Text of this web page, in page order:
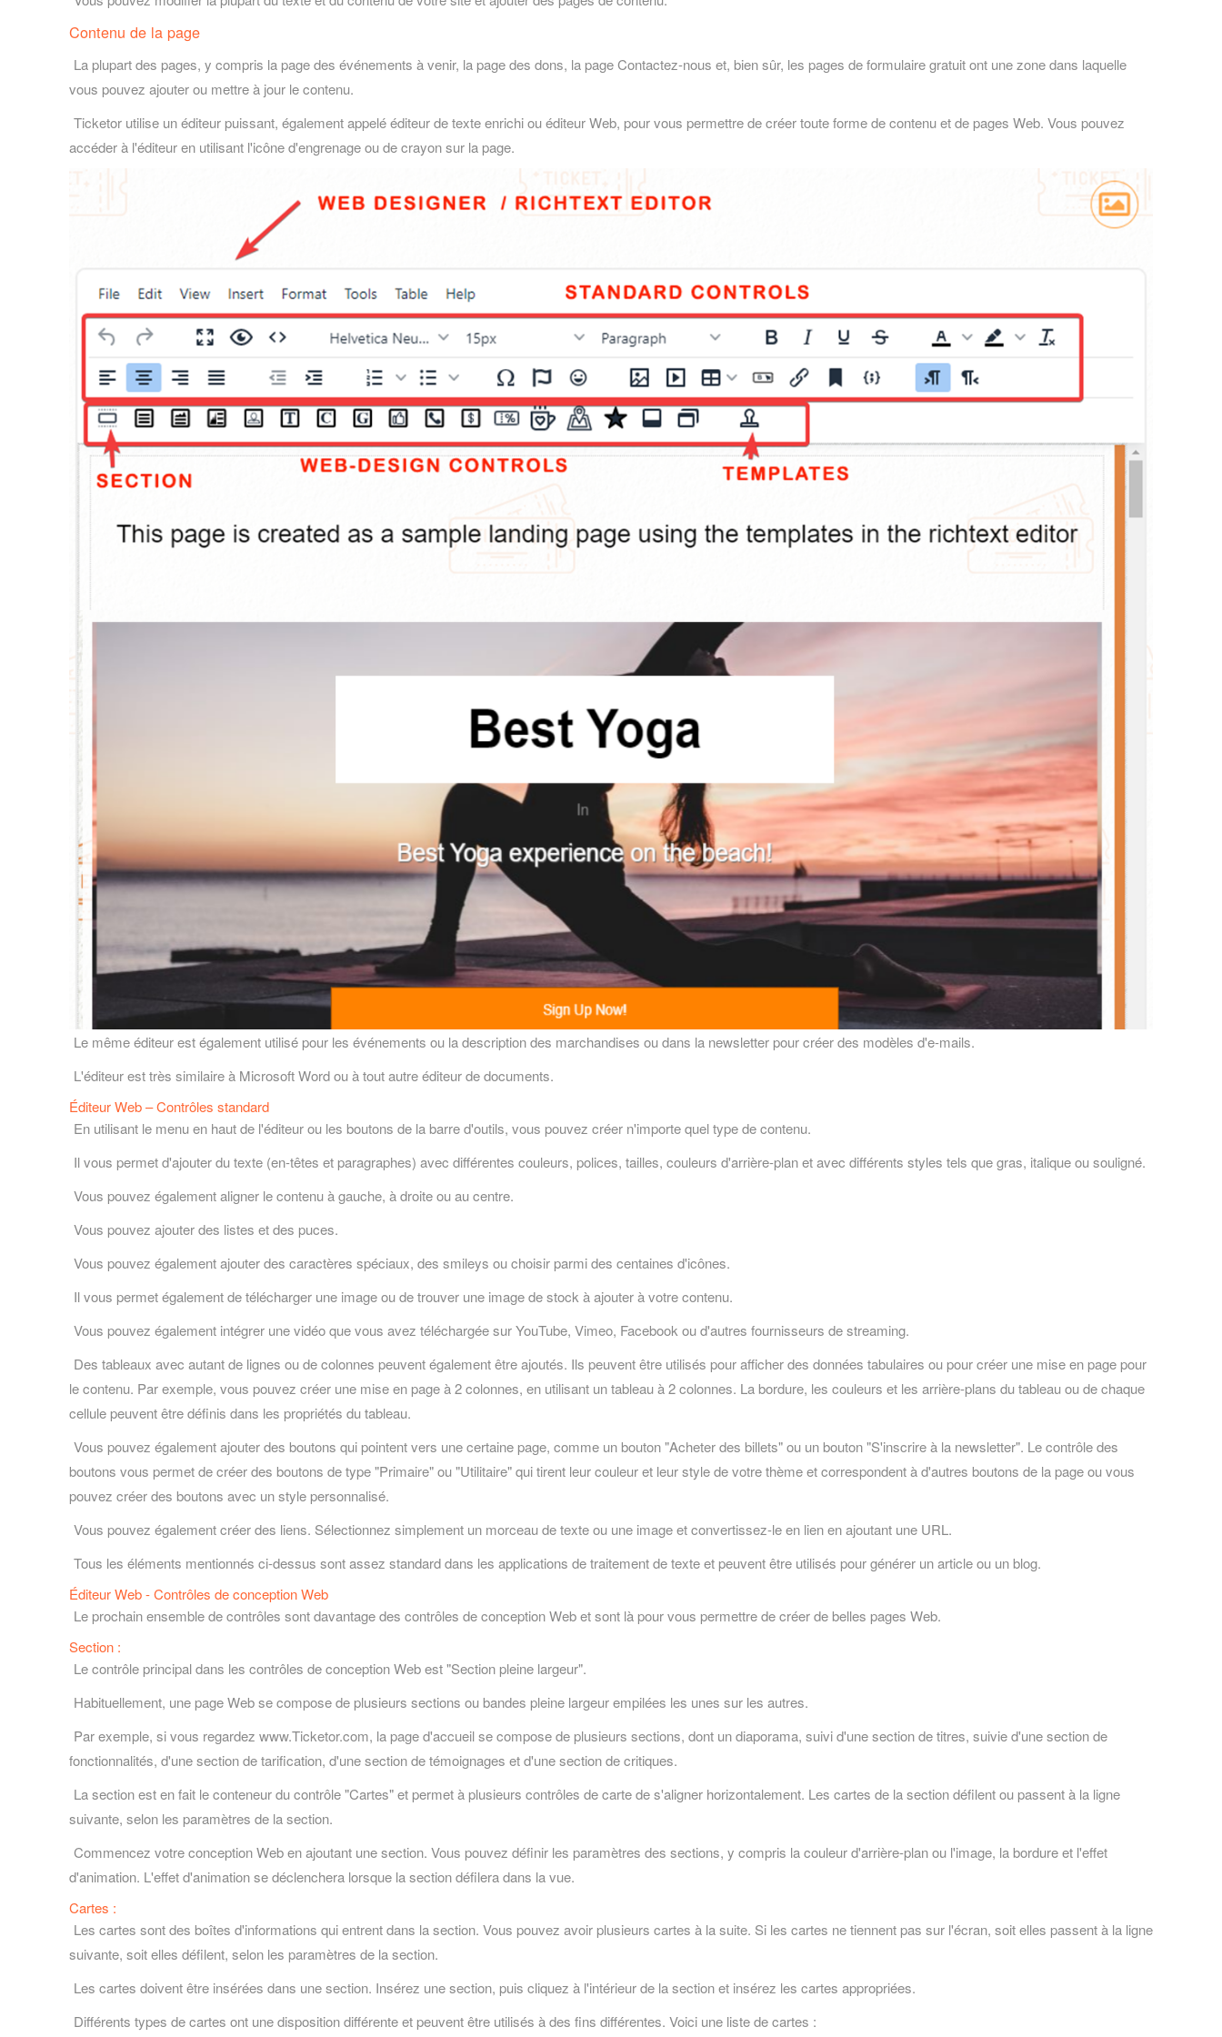
Contenu de la page
La plupart des pages, y compris la page des événements à venir, la page des dons, la page Contactez-nous et, bien sûr, les pages de formulaire gratuit ont une zone dans laquelle
vous pouvez ajouter ou mettre à jour le contenu.
Ticketor utilise un éditeur puissant, également appelé éditeur de texte enrichi ou éditeur Web, pour vous permettre de créer toute forme de contenu et de pages Web. Vous pouvez
accéder à l'éditeur en utilisant l'icône d'engrenage ou de crayon sur la page.
Le même éditeur est également utilisé pour les événements ou la description des marchandises ou dans la newsletter pour créer des modèles d'e-mails.
L'éditeur est très similaire à Microsoft Word ou à tout autre éditeur de documents.
Éditeur Web – Contrôles standard
En utilisant le menu en haut de l'éditeur ou les boutons de la barre d'outils, vous pouvez créer n'importe quel type de contenu.
Il vous permet d'ajouter du texte (en-têtes et paragraphes) avec différentes couleurs, polices, tailles, couleurs d'arrière-plan et avec différents styles tels que gras, italique ou souligné.
Vous pouvez également aligner le contenu à gauche, à droite ou au centre.
Vous pouvez ajouter des listes et des puces.
Vous pouvez également ajouter des caractères spéciaux, des smileys ou choisir parmi des centaines d'icônes.
Il vous permet également de télécharger une image ou de trouver une image de stock à ajouter à votre contenu.
Vous pouvez également intégrer une vidéo que vous avez téléchargée sur YouTube, Vimeo, Facebook ou d'autres fournisseurs de streaming.
Des tableaux avec autant de lignes ou de colonnes peuvent également être ajoutés. Ils peuvent être utilisés pour afficher des données tabulaires ou pour créer une mise en page pour
le contenu. Par exemple, vous pouvez créer une mise en page à 2 colonnes, en utilisant un tableau à 2 colonnes. La bordure, les couleurs et les arrière-plans du tableau ou de chaque
cellule peuvent être définis dans les propriétés du tableau.
Vous pouvez également ajouter des boutons qui pointent vers une certaine page, comme un bouton "Acheter des billets" ou un bouton "S'inscrire à la newsletter". Le contrôle des
boutons vous permet de créer des boutons de type "Primaire" ou "Utilitaire" qui tirent leur couleur et leur style de votre thème et correspondent à d'autres boutons de la page ou vous
pouvez créer des boutons avec un style personnalisé.
Vous pouvez également créer des liens. Sélectionnez simplement un morceau de texte ou une image et convertissez-le en lien en ajoutant une URL.
Tous les éléments mentionnés ci-dessus sont assez standard dans les applications de traitement de texte et peuvent être utilisés pour générer un article ou un blog.
Éditeur Web - Contrôles de conception Web
Le prochain ensemble de contrôles sont davantage des contrôles de conception Web et sont là pour vous permettre de créer de belles pages Web.
Section :
Le contrôle principal dans les contrôles de conception Web est "Section pleine largeur".
Habituellement, une page Web se compose de plusieurs sections ou bandes pleine largeur empilées les unes sur les autres.
Par exemple, si vous regardez www.Ticketor.com, la page d'accueil se compose de plusieurs sections, dont un diaporama, suivi d'une section de titres, suivie d'une section de
fonctionnalités, d'une section de tarification, d'une section de témoignages et d'une section de critiques.
La section est en fait le conteneur du contrôle "Cartes" et permet à plusieurs contrôles de carte de s'aligner horizontalement. Les cartes de la section défilent ou passent à la ligne
suivante, selon les paramètres de la section.
Commencez votre conception Web en ajoutant une section. Vous pouvez définir les paramètres des sections, y compris la couleur d'arrière-plan ou l'image, la bordure et l'effet
d'animation. L'effet d'animation se déclenchera lorsque la section défilera dans la vue.
Cartes :
Les cartes sont des boîtes d'informations qui entrent dans la section. Vous pouvez avoir plusieurs cartes à la suite. Si les cartes ne tiennent pas sur l'écran, soit elles passent à la ligne
suivante, soit elles défilent, selon les paramètres de la section.
Les cartes doivent être insérées dans une section. Insérez une section, puis cliquez à l'intérieur de la section et insérez les cartes appropriées.
Différents types de cartes ont une disposition différente et peuvent être utilisés à des fins différentes. Voici une liste de cartes :